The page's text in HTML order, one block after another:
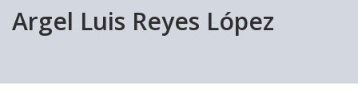
Argel Luis Reyes López